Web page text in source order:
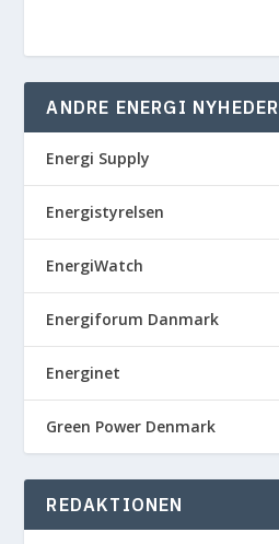
ANDRE ENERGI NYHEDER
Energi Supply
Energistyrelsen
EnergiWatch
Energiforum Danmark
Energinet
Green Power Denmark
REDAKTIONEN